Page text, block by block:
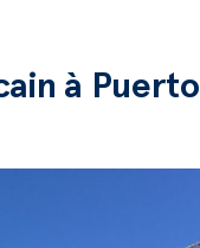
à Puerto